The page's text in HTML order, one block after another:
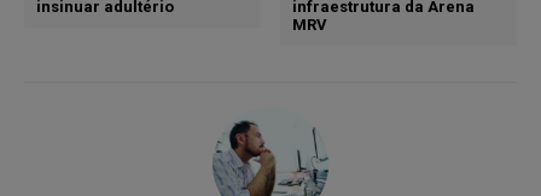
insinuar adultério
infraestrutura da Arena
MRV